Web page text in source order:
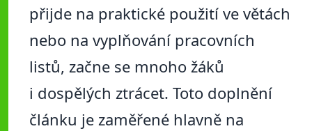
přijde na praktické použití ve větách
nebo na vyplňování pracovních
listů, začne se mnoho žáků
i dospělých ztrácet. Toto doplnění
článku je zaměřené hlavně na